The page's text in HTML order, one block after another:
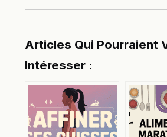
Articles Qui Pourraient
Intéresser :